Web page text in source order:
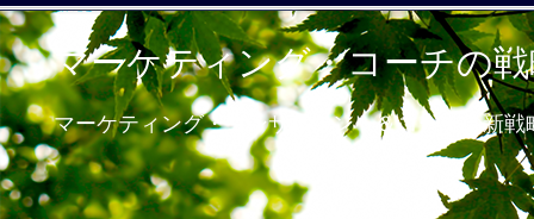
マーケティング・コーチの
マーケティング・コンサルタント＆コーチの新戦